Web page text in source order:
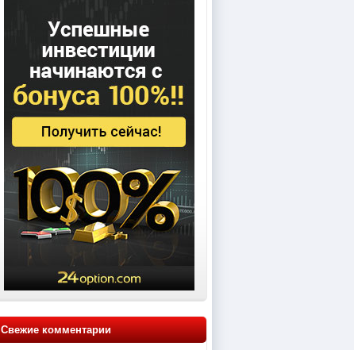
Свежие комментарии